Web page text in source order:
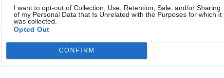
I want to opt-out of Collection, Use, Retention, Sale, and/or Sharing
of my Personal Data that Is Unrelated with the Purposes for which it
was collected.
Opted Out
CONFIRM